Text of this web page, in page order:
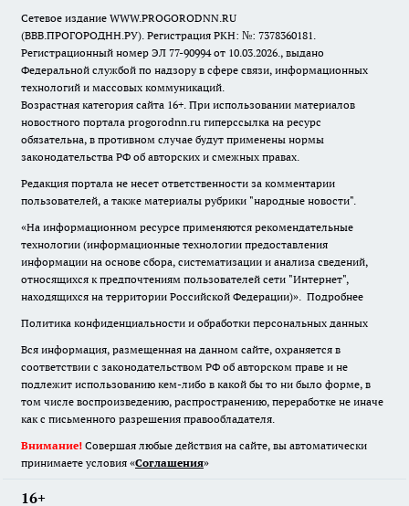
Сетевое издание WWW.PROGORODNN.RU
(ВВВ.ПРОГОРОДНН.РУ). Регистрация РКН: №: 7378360181.
Регистрационный номер ЭЛ 77-90994 от 10.03.2026., выдано
Федеральной службой по надзору в сфере связи, информационных
технологий и массовых коммуникаций.
Возрастная категория сайта 16+. При использовании материалов
новостного портала progorodnn.ru гиперссылка на ресурс
обязательна, в противном случае будут применены нормы
законодательства РФ об авторских и смежных правах.
Редакция портала не несет ответственности за комментарии
пользователей, а также материалы рубрики "народные новости".
«На информационном ресурсе применяются рекомендательные
технологии (информационные технологии предоставления
информации на основе сбора, систематизации и анализа сведений,
относящихся к предпочтениям пользователей сети "Интернет",
находящихся на территории Российской Федерации)». Подробнее
Политика конфиденциальности и обработки персональных данных
Вся информация, размещенная на данном сайте, охраняется в
соответствии с законодательством РФ об авторском праве и не
подлежит использованию кем-либо в какой бы то ни было форме, в
том числе воспроизведению, распространению, переработке не иначе
как с письменного разрешения правообладателя.
Внимание! Совершая любые действия на сайте, вы автоматически
принимаете условия «Cоглашения»
16+